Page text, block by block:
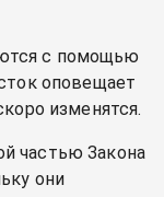
с помощью
оповещает
изменятся.
частью Закона
они